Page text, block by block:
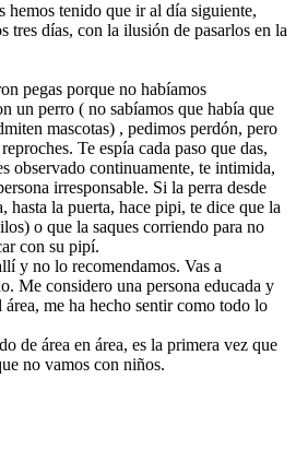
tenido que ir al día siguiente,
tres días, con la ilusión de pasarlos en la
pegas porque no habíamos
un perro ( no sabíamos que había que
mascotas) , pedimos perdón, pero
Te espía cada paso que das,
observado continuamente, te intimida,
irresponsable. Si la perra desde
hasta la puerta, hace pipi, te dice que la
o que la saques corriendo para no
con su pipí.
y no lo recomendamos. Vas a
Me considero una persona educada y
me ha hecho sentir como todo lo
de área en área, es la primera vez que
no vamos con niños.